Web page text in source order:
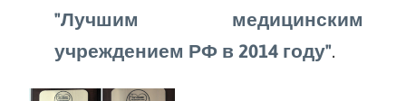
"Лучшим медицинским
учреждением РФ в 2014 году".